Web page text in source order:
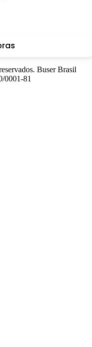
Buser Brasil
0001-81